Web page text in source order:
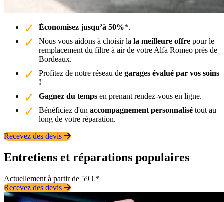
Économisez jusqu’à 50%*.
Nous vous aidons à choisir la la meilleure offre pour le
remplacement du filtre à air de votre Alfa Romeo près de
Bordeaux.
Profitez de notre réseau de garages évalué par vos soins
!
Gagnez du temps en prenant rendez-vous en ligne.
Bénéficiez d'un accompagnement personnalisé tout au
long de votre réparation.
Recevez des devis
Entretiens et réparations populaires
Actuellement à partir de 59 €*
Recevez des devis